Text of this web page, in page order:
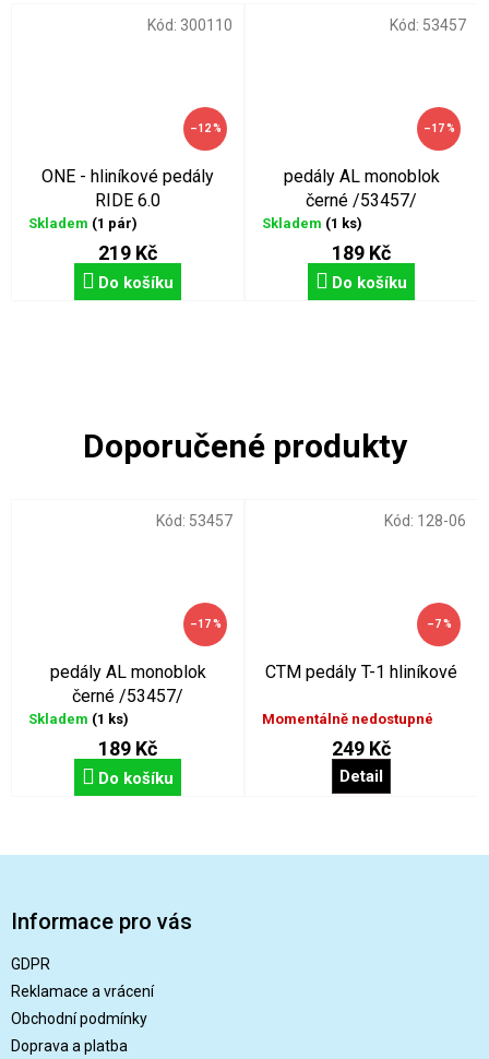
–17 %
pedály AL monoblok
černé /53457/
Skladem (1 ks)
189 Kč
Do košíku
Kód: 53457
–7 %
CTM pedály T-1 hliníkové
Momentálně nedostupné
249 Kč
Detail
Kód: 128-06
–12 %
ONE - hliníkové pedály
RIDE 6.0
Skladem (1 pár)
219 Kč
Do košíku
Kód: 300110
–17 %
pedály AL monoblok
černé /53457/
Skladem (1 ks)
189 Kč
Do košíku
Kód: 53457
Informace pro vás
GDPR
Reklamace a vrácení
Obchodní podmínky
Doprava a platba